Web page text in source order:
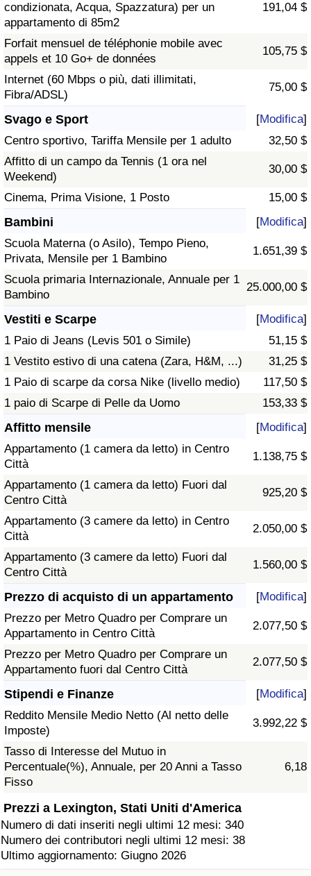
condizionata, Acqua, Spazzatura) per un
appartamento di 85m2
191,04 $
Forfait mensuel de téléphonie mobile avec
appels et 10 Go+ de données
105,75 $
Internet (60 Mbps o più, dati illimitati,
Fibra/ADSL)
75,00 $
Svago e Sport [Modifica]
Centro sportivo, Tariffa Mensile per 1 adulto
32,50 $
Affitto di un campo da Tennis (1 ora nel
Weekend)
30,00 $
Cinema, Prima Visione, 1 Posto 15,00 $
Bambini [Modifica]
Scuola Materna (o Asilo), Tempo Pieno,
Privata, Mensile per 1 Bambino
1.651,39 $
Scuola primaria Internazionale, Annuale per 1
Bambino
25.000,00 $
Vestiti e Scarpe [Modifica]
1 Paio di Jeans (Levis 501 o Simile)
51,15 $
1 Vestito estivo di una catena (Zara, H&M, ...)
31,25 $
1 Paio di scarpe da corsa Nike (livello medio)
117,50 $
1 paio di Scarpe di Pelle da Uomo
153,33 $
Affitto mensile [Modifica]
Appartamento (1 camera da letto) in Centro
Città
1.138,75 $
Appartamento (1 camera da letto) Fuori dal
Centro Città
925,20 $
Appartamento (3 camere da letto) in Centro
Città
2.050,00 $
Appartamento (3 camere da letto) Fuori dal
Centro Città
1.560,00 $
Prezzo di acquisto di un appartamento [Modifica]
Prezzo per Metro Quadro per Comprare un
Appartamento in Centro Città
2.077,50 $
Prezzo per Metro Quadro per Comprare un
Appartamento fuori dal Centro Città
2.077,50 $
Stipendi e Finanze [Modifica]
Reddito Mensile Medio Netto (Al netto delle
Imposte)
3.992,22 $
Tasso di Interesse del Mutuo in
Percentuale(%), Annuale, per 20 Anni a Tasso
Fisso
6,18
Prezzi a Lexington, Stati Uniti d'America
Numero di dati inseriti negli ultimi 12 mesi: 340
Numero dei contributori negli ultimi 12 mesi: 38
Ultimo aggiornamento: Giugno 2026